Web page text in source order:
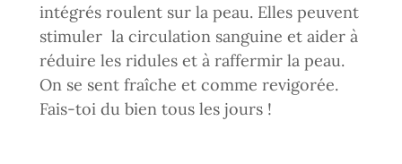
intégrés roulent sur la peau. Elles peuvent
stimuler la circulation sanguine et aider à
réduire les ridules et à raffermir la peau.
On se sent fraîche et comme revigorée.
Fais-toi du bien tous les jours !